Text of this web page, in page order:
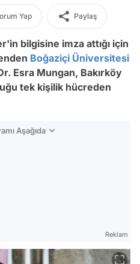
Yap Paylaş
bilgisine imza attığı için
Boğaziçi Üniversitesi
Esra Mungan, Bakırköy
tek kişilik hücreden
Aşağıda
Reklam